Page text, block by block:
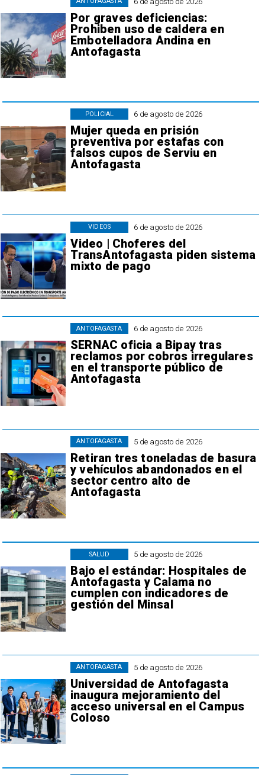
Por graves deficiencias:
Prohiben uso de caldera en
Embotelladora Andina en
Antofagasta
6 de agosto de 2026
Mujer queda en prisión
preventiva por estafas con
falsos cupos de Serviu en
Antofagasta
POLICIAL
6 de agosto de 2026
Video | Choferes del
TransAntofagasta piden sistema
mixto de pago
VIDEOS
6 de agosto de 2026
SERNAC oficia a Bipay tras
reclamos por cobros irregulares
en el transporte público de
Antofagasta
ANTOFAGASTA
5 de agosto de 2026
Retiran tres toneladas de basura
y vehículos abandonados en el
sector centro alto de
Antofagasta
ANTOFAGASTA
5 de agosto de 2026
Bajo el estándar: Hospitales de
Antofagasta y Calama no
cumplen con indicadores de
gestión del Minsal
SALUD
5 de agosto de 2026
Universidad de Antofagasta
inaugura mejoramiento del
acceso universal en el Campus
Coloso
ANTOFAGASTA